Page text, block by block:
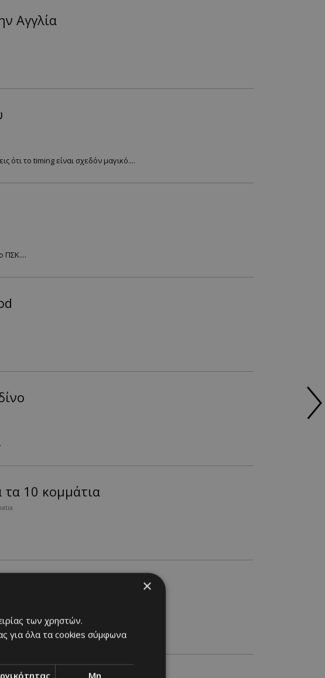
Αγγλία
ότι το timing είναι σχεδόν μαγικό....
ΠΣΚ....
τα 10 κομμάτια
×
των χρηστών.
για όλα τα cookies σύμφωνα
Μη